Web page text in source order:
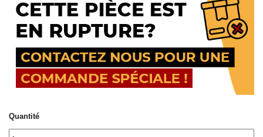
Quantité